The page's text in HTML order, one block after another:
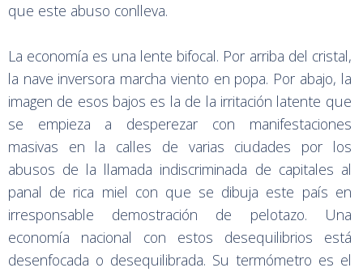
que este abuso conlleva.
La economía es una lente bifocal. Por arriba del cristal,
la nave inversora marcha viento en popa. Por abajo, la
imagen de esos bajos es la de la irritación latente que
se empieza a desperezar con manifestaciones
masivas en la calles de varias ciudades por los
abusos de la llamada indiscriminada de capitales al
panal de rica miel con que se dibuja este país en
irresponsable demostración de pelotazo. Una
economía nacional con estos desequilibrios está
desenfocada o desequilibrada. Su termómetro es el